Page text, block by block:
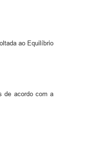
ao Equilíbrio
de acordo com a